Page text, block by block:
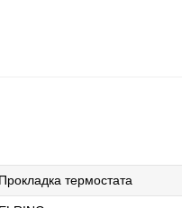
Прокладка термостата